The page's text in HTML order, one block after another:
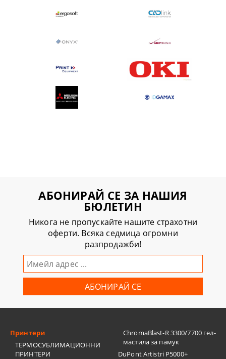
АБОНИРАЙ СЕ ЗА НАШИЯ
БЮЛЕТИН
Никога не пропускайте нашите страхотни
оферти. Всяка седмица огромни
разпродажби!
Принтери
ТЕРМОСУБЛИМАЦИОННИ
ПРИНТЕРИ
ChromaBlast-R 3300/7700 гел-
мастила за памук
DuPont Artistri P5000+